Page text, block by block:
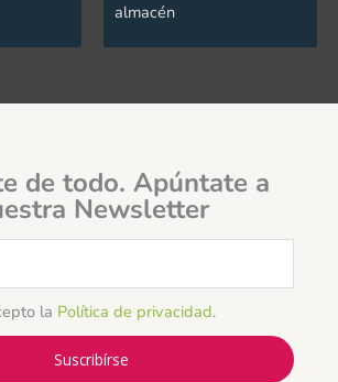
almacén
de todo. Apúntate a
Newsletter
la Política de privacidad.
Suscribírse